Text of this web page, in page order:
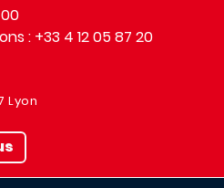
: +33 4 12 05 87 20
Lyon